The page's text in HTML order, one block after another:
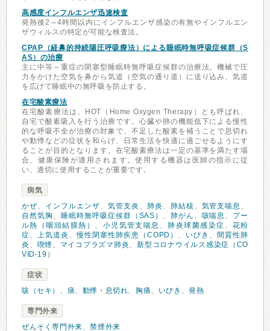
高感度インフルエンザ迅速検査
発熱後2～4時間以内にインフルエンザ感染の有無やインフルエン
ザウィルスの特定が可能な検査法。
CPAP（経鼻的持続陽圧呼吸療法）による睡眠時無呼吸症候群（S
AS）の治療
主に中等～重症の閉塞型睡眠時無呼吸症候群の治療法。機械で圧
力をかけた空気を鼻から気道（空気の通り道）に送り込み、気道
を広げて睡眠中の無呼吸を防止する。
在宅酸素療法
在宅酸素療法は、HOT（Home Oxygen Therapy）とも呼ばれ、
自宅で酸素吸入を行う治療です。心臓や肺の機能低下による慢性
的な呼吸不全が治療の対象で、不足した酸素を補うことで息切れ
や動悸などの症状を和らげ、日常生活を快適に過ごせるようにす
ることが目的となります。在宅酸素療法は一定の基準を満たす場
合、健康保険が適用されます。使用する機器は医師の指示に従
い、適切に使用することが重要です。
病気
かぜ、 インフルエンザ、 気管支炎 、 肺炎 、 肺結核、 気管支喘息 、
自然気胸 、 睡眠時無呼吸症候群（SAS） 、 肺がん 、 咳喘息 、 プー
ル熱（咽頭結膜熱） 、 小児気管支喘息 、 肺炎球菌感染症 、 花粉
症、上気道炎 、慢性閉塞性肺疾患（COPD） 、 いびき 、 間質性肺
炎 、 喫煙 、 マイコプラズマ肺炎、新型コロナウイルス感染症（CO
VID-19）
症状
咳（セキ） 、 痰、 動悸・息切れ、 胸痛、 いびき 、発熱
専門外来
ぜんそく専門外来、禁煙外来